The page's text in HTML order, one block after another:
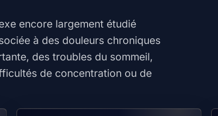
encore largement étudié
à des douleurs chroniques
des troubles du sommeil,
de concentration ou de